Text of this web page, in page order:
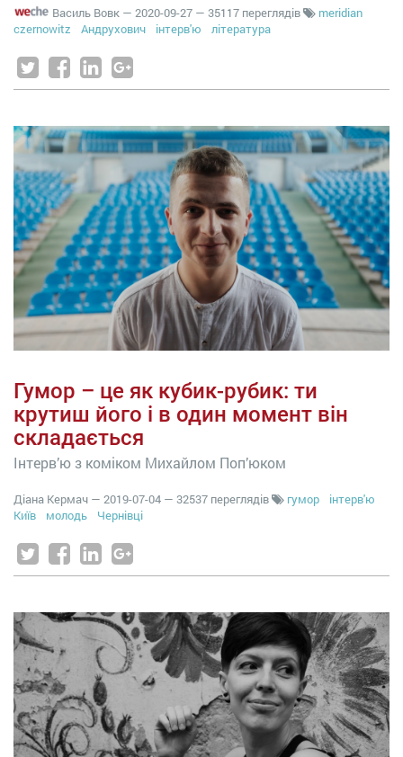
Василь Вовк — 2020-09-27 — 35117 переглядів
meridian
czernowitz
Андрухович інтерв'ю література
Гумор – це як кубик-рубик: ти
крутиш його і в один момент він
складається
Інтерв’ю з коміком Михайлом Поп’юком
Діана Кермач — 2019-07-04 — 32537 переглядів гумор
інтерв'ю
Київ
молодь Чернівці